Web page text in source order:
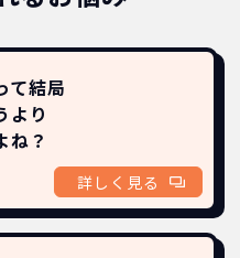
て結局
より
ね？
詳しく見る